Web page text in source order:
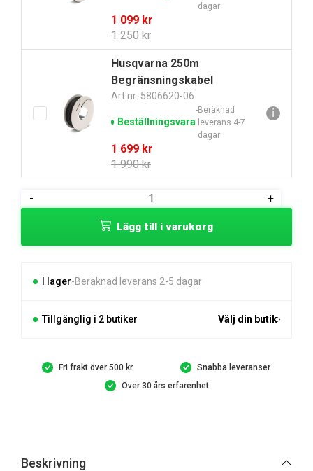
dagar
1 250kr
Det
ursprungliga
priset
var:
1
250 kr.
1 099 kr
Det
nuvarande
priset
är:
1
099 kr.
Husqvarna 250m
Begränsningskabel
Art.nr: 5806620-06
Beställningsvara
Beräknad
leverans 4-7
dagar
1 990kr
Det
ursprungliga
priset
1
990 kr.
1 699 kr
Det
nuvarande
priset
1
699 kr.
ℹ
-
Husqvarna
Anslutningskontakt
Pack
+
Lägg till i varukorg
I lager Beräknad leverans 2-5 dagar
Tillgänglig i 2 butiker Välj din butik
Fri frakt över 500 kr
Snabba leveranser
Över 30 års erfarenhet
Beskrivning